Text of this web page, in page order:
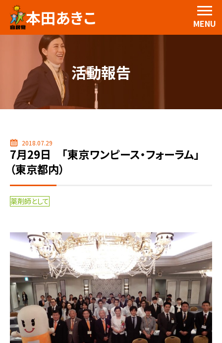
本田あきこ MENU
活動報告
2018.07.29
7月29日 「東京ワンピース・フォーラム」
（東京都内）
薬剤師として